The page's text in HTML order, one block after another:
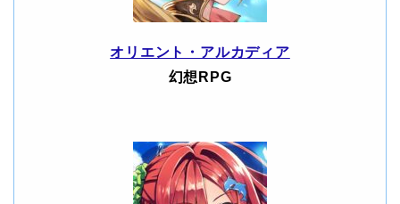
オリエント・アルカディア
幻想RPG